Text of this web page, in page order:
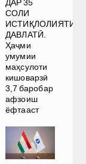
ДАР 35
СОЛИ
ИСТИҚЛОЛИЯТИ
ДАВЛАТӢ.
Ҳаҷми
умумии
маҳсулоти
кишоварзӣ
3,7 баробар
афзоиш
ёфтааст